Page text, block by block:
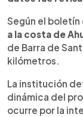
no existe
otros dos
frente a la
Según el
a la costa de
de Barra de
kilómetros.
La institución
dinámica del
ocurre por la